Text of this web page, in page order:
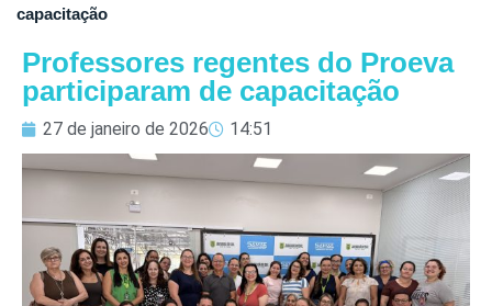
capacitação
Professores regentes do Proeva
participaram de capacitação
27 de janeiro de 2026 14:51